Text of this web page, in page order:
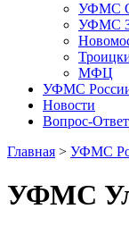
УФМС
УФМС
МФЦ
УФМС
Новости
Вопрос-Ответ
Главная > УФМС
УФМС